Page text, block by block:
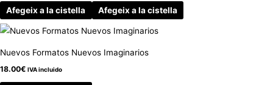
Afegeix a la cistella Afegeix a la cistella
Nuevos Formatos Nuevos Imaginarios
18.00€ IVA incluido